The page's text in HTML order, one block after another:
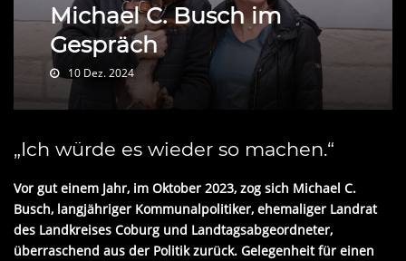
Michael C. Busch im
Gespräch
10 Dez. 2024
„Ich würde es wieder so machen.“
Vor gut einem Jahr, im Oktober 2023, zog sich Michael C.
Busch, langjähriger Kommunalpolitiker, ehemaliger Landrat
des Landkreises Coburg und Landtagsabgeordneter,
überraschend aus der Politik zurück. Gelegenheit für einen